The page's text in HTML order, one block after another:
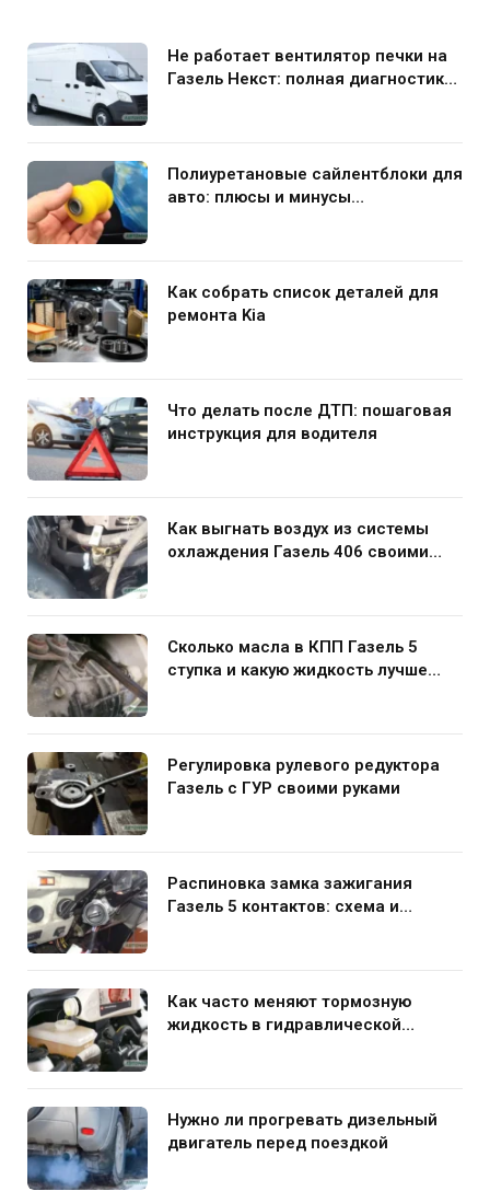
Не работает вентилятор печки на
Газель Некст: полная диагностика
Полиуретановые сайлентблоки для
авто: плюсы и минусы
Как собрать список деталей для
ремонта Kia
Что делать после ДТП: пошаговая
инструкция для водителя
Как выгнать воздух из системы
охлаждения Газель 406 своими
Сколько масла в КПП Газель 5
ступка и какую жидкость лучше
Регулировка рулевого редуктора
Газель с ГУР своими руками
Распиновка замка зажигания
Газель 5 контактов: схема и
Как часто меняют тормозную
жидкость в гидравлической
Нужно ли прогревать дизельный
двигатель перед поездкой